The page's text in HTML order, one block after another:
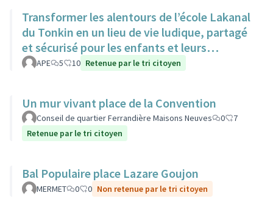
Transformer les alentours de l’école Lakanal
du Tonkin en un lieu de vie ludique, partagé
et sécurisé pour les enfants et leurs
familles.
APE 5 10 Retenue par le tri citoyen
Un mur vivant place de la Convention
Conseil de quartier Ferrandière Maisons Neuves 0
7
Retenue par le tri citoyen
Bal Populaire place Lazare Goujon
MERMET 0 0 Non retenue par le tri citoyen